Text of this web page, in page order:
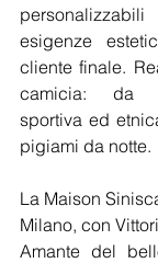
esigenze
cliente finale.
camicia: da
sportiva ed
pigiami da notte.
La Maison
Milano, con
Amante del